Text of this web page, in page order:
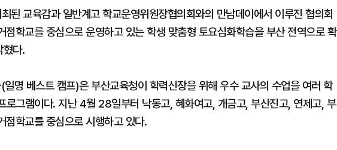
된 교육감과 일반계고 학교운영위원장협의회와의 만남데이에서 이루진 협의회
점학교를 중심으로 운영하고 있는 학생 맞춤형 토요심화학습을 부산 전역으로 확
혔다.
일명 베스트 캠프)은 부산교육청이 학력신장을 위해 우수 교사의 수업을 여러 학
로그램이다. 지난 4월 28일부터 낙동고, 혜화여고, 개금고, 부산진고, 연제고, 부
점학교를 중심으로 시행하고 있다.